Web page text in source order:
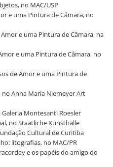
no MAC/USP
e uma Pintura de Câmara, no
Amor e uma Pintura de Câmara, na
e uma Pintura de Câmara, no
de Amor e uma Pintura de
no Anna Maria Niemeyer Art
Galeria Montesanti Roesler
no Staatliche Kunsthalle
Cultural de Curitiba
litografias, no MAC/PR
e os papéis do amigo do